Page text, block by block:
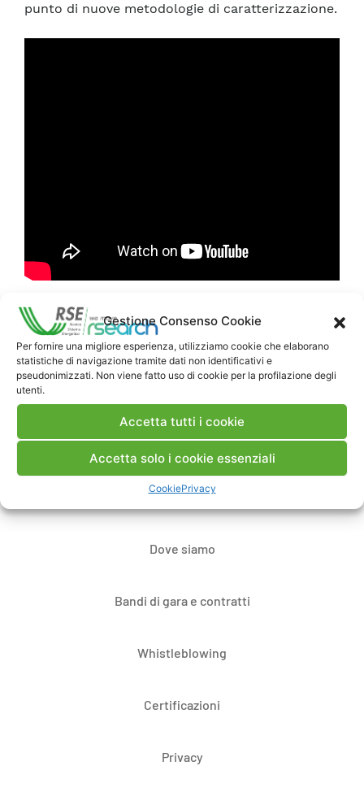
Gestione Consenso Cookie
Per fornire una migliore esperienza, utilizziamo cookie che elaborano
statistiche di navigazione tramite dati non identificativi e
pseudonimizzati. Non viene fatto uso di cookie per la profilazione degli
utenti.
Accetta tutti i cookie
Accetta solo i cookie essenziali
CookiePrivacy
punto di nuove metodologie di caratterizzazione.
Note Legali
Dove siamo
Bandi di gara e contratti
Whistleblowing
Certificazioni
Privacy